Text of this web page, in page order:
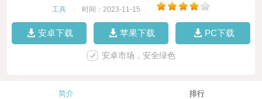
工具 时间：2023-11-15
安卓下载 苹果下载 PC下载
安卓市场，安全绿色
简介 排行